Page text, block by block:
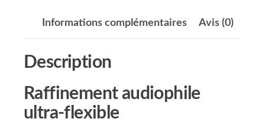
Informations complémentaires Avis (0)
Description
Raffinement audiophile
ultra-flexible